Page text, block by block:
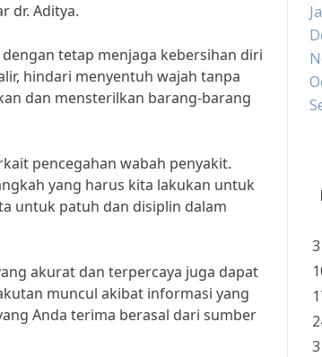
dr. Aditya.
tetap menjaga kebersihan diri
hindari menyentuh wajah tanpa
dan mensterilkan barang-barang
pencegahan wabah penyakit.
yang harus kita lakukan untuk
untuk patuh dan disiplin dalam
akurat dan terpercaya juga dapat
muncul akibat informasi yang
Anda terima berasal dari sumber
3